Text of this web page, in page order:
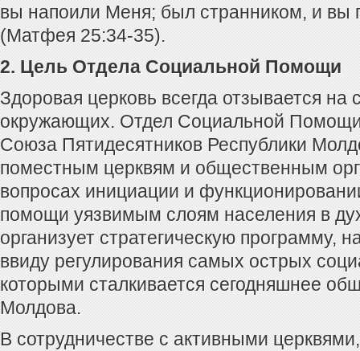
вы напоили Меня; был странником, и
(Матфея 25:34-35).
2. Цель Отдела Социальной Помощи
Здоровая церковь всегда отзывается
окружающих. Отдел Социальной
Союза Пятидесятников Республики
поместным церквям и общественным
вопросах инициации и
помощи уязвимым слоям населения в
организует стратегическую программу,
ввиду регулирования самых острых
которыми сталкивается сегодняшнее
Молдова.
В сотрудничестве с активными